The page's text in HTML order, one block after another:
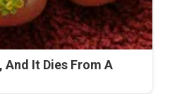
And It Dies From A